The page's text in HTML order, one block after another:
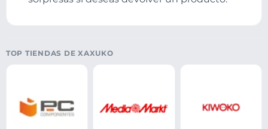
TOP TIENDAS DE XAXUKO